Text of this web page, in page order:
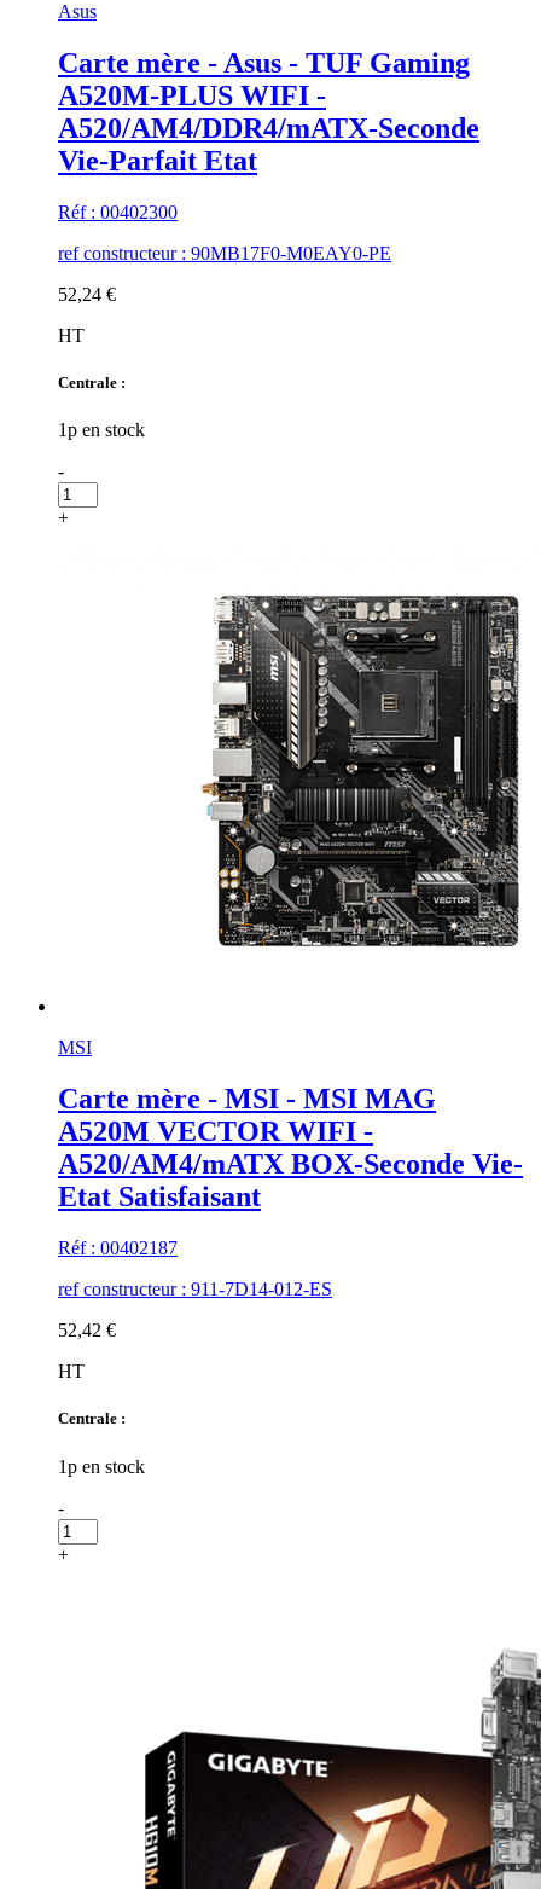
Asus
Carte mère - Asus - TUF Gaming
A520M-PLUS WIFI -
A520/AM4/DDR4/mATX-Seconde
Vie-Parfait Etat
Réf : 00402300
ref constructeur : 90MB17F0-M0EAY0-PE
52,24 €
HT
Centrale :
1p en stock
-
+
MSI
Carte mère - MSI - MSI MAG
A520M VECTOR WIFI -
A520/AM4/mATX BOX-Seconde Vie-
Etat Satisfaisant
Réf : 00402187
ref constructeur : 911-7D14-012-ES
52,42 €
HT
Centrale :
1p en stock
-
+